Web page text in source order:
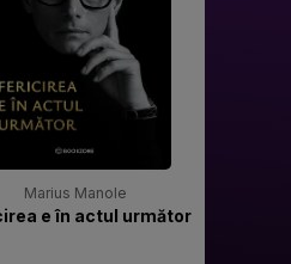
Marius Manole
e în actul următor